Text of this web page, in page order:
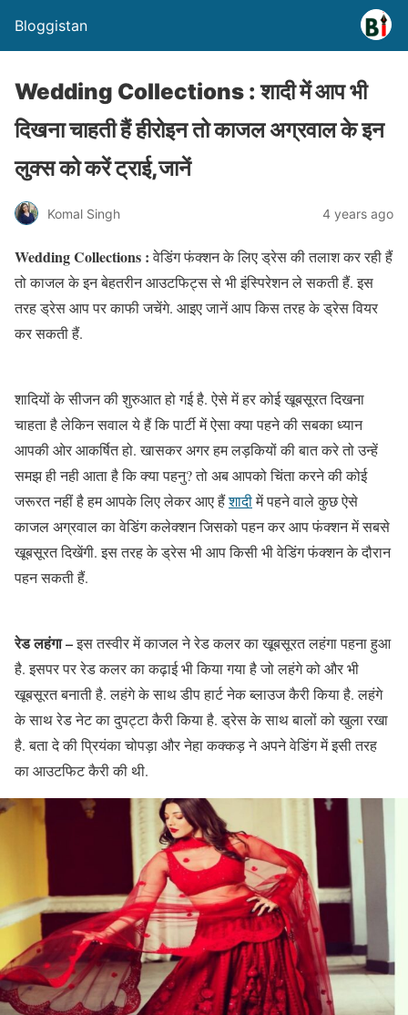
Bloggistan
Wedding Collections : शादी में आप भी
दिखना चाहती हैं हीरोइन तो काजल अग्रवाल के इन
लुक्स को करें ट्राई,जानें
Komal Singh 4 years ago
Wedding Collections :वेडिंग फंक्शन के लिए ड्रेस की तलाश कर रही हैं
तो काजल के इन बेहतरीन आउटफिट्स से भी इंस्पिरेशन ले सकती हैं. इस
तरह ड्रेस आप पर काफी जचेंगे. आइए जानें आप किस तरह के ड्रेस वियर
कर सकती हैं.
शादियों के सीजन की शुरुआत हो गई है. ऐसे में हर कोई खूबसूरत दिखना
चाहता है लेकिन सवाल ये हैं कि पार्टी में ऐसा क्या पहने की सबका ध्यान
आपकी ओर आकर्षित हो. खासकर अगर हम लड़कियों की बात करे तो उन्हें
समझ ही नही आता है कि क्या पहनु? तो अब आपको चिंता करने की कोई
जरूरत नहीं है हम आपके लिए लेकर आए हैंशादीमें पहने वाले कुछ ऐसे
काजल अग्रवाल का वेडिंग कलेक्शन जिसको पहन कर आप फंक्शन में सबसे
खूबसूरत दिखेंगी. इस तरह के ड्रेस भी आप किसी भी वेडिंग फंक्शन के दौरान
पहन सकती हैं.
रेड लहंगा –इस तस्वीर में काजल ने रेड कलर का खूबसूरत लहंगा पहना हुआ
है. इसपर पर रेड कलर का कढ़ाई भी किया गया है जो लहंगे को और भी
खूबसूरत बनाती है. लहंगे के साथ डीप हार्ट नेक ब्लाउज कैरी किया है. लहंगे
के साथ रेड नेट का दुपट्टा कैरी किया है. ड्रेस के साथ बालों को खुला रखा
है. बता दे की प्रियंका चोपड़ा और नेहा कक्कड़ ने अपने वेडिंग में इसी तरह
का आउटफिट कैरी की थी.